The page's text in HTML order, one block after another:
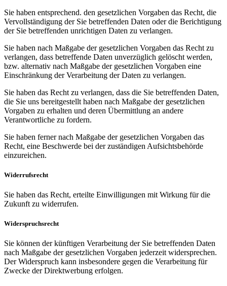
Sie haben entsprechend. den gesetzlichen Vorgaben das Recht, die
Vervollständigung der Sie betreffenden Daten oder die Berichtigung
der Sie betreffenden unrichtigen Daten zu verlangen.
Sie haben nach Maßgabe der gesetzlichen Vorgaben das Recht zu
verlangen, dass betreffende Daten unverzüglich gelöscht werden,
bzw. alternativ nach Maßgabe der gesetzlichen Vorgaben eine
Einschränkung der Verarbeitung der Daten zu verlangen.
Sie haben das Recht zu verlangen, dass die Sie betreffenden Daten,
die Sie uns bereitgestellt haben nach Maßgabe der gesetzlichen
Vorgaben zu erhalten und deren Übermittlung an andere
Verantwortliche zu fordern.
Sie haben ferner nach Maßgabe der gesetzlichen Vorgaben das
Recht, eine Beschwerde bei der zuständigen Aufsichtsbehörde
einzureichen.
Widerrufsrecht
Sie haben das Recht, erteilte Einwilligungen mit Wirkung für die
Zukunft zu widerrufen.
Widerspruchsrecht
Sie können der künftigen Verarbeitung der Sie betreffenden Daten
nach Maßgabe der gesetzlichen Vorgaben jederzeit widersprechen.
Der Widerspruch kann insbesondere gegen die Verarbeitung für
Zwecke der Direktwerbung erfolgen.